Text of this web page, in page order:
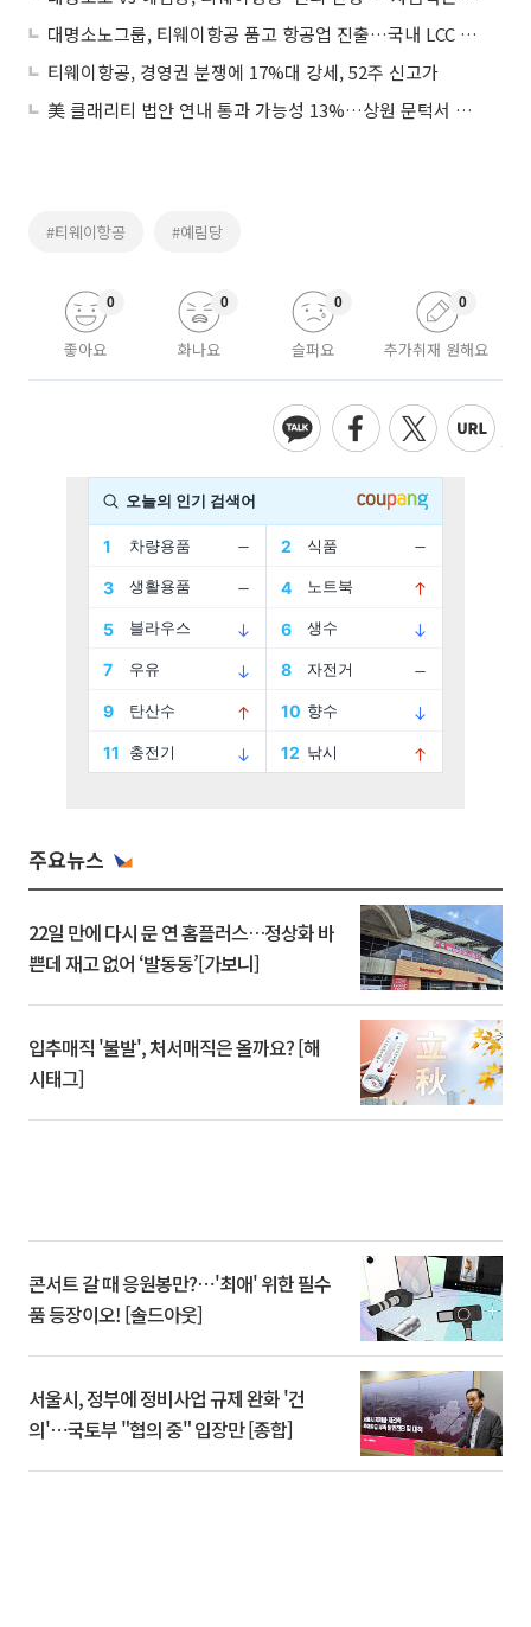
대명소노그룹, 티웨이항공 품고 항공업 진출…국내 LCC 지각변동
티웨이항공, 경영권 분쟁에 17%대 강세, 52주 신고가
美 클래리티 법안 연내 통과 가능성 13%…상원 문턱서 제동
#티웨이항공 #예림당
좋아요
0
화나요
0
슬퍼요
0
추가취재 원해요
0
주요뉴스
22일 만에 다시 문 연 홈플러스…정상화 바
쁜데 재고 없어 ‘발동동’[가보니]
입추매직 '불발', 처서매직은 올까요? [해
시태그]
콘서트 갈 때 응원봉만?⋯'최애' 위한 필수
품 등장이오! [솔드아웃]
서울시, 정부에 정비사업 규제 완화 '건
의'⋯국토부 "협의 중" 입장만 [종합]